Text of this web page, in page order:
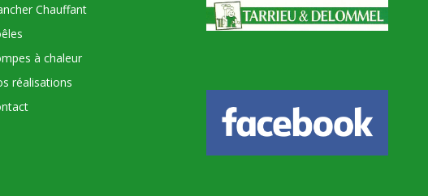
Chauffant
à chaleur
réalisations